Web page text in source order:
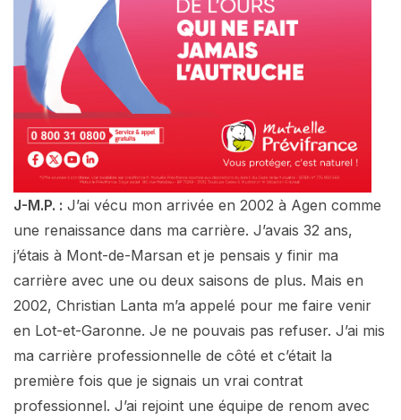
J-M.P. : J’ai vécu mon arrivée en 2002 à Agen comme
une renaissance dans ma carrière. J’avais 32 ans,
j’étais à Mont-de-Marsan et je pensais y finir ma
carrière avec une ou deux saisons de plus. Mais en
2002, Christian Lanta m’a appelé pour me faire venir
en Lot-et-Garonne. Je ne pouvais pas refuser. J’ai mis
ma carrière professionnelle de côté et c’était la
première fois que je signais un vrai contrat
professionnel. J’ai rejoint une équipe de renom avec